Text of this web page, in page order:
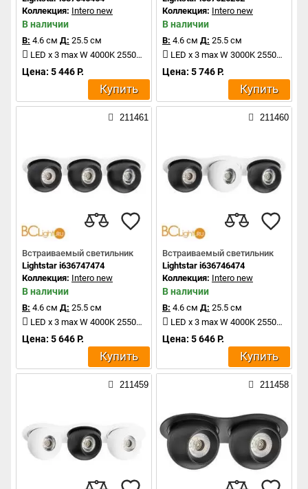
Коллекция: Intero new
В наличии
В: 4.6 см Д: 25.5 см
LED x 3 max W 4000K 2550Lm
Цена: 5 446 Р.
Купить
Коллекция: Intero new
В наличии
В: 4.6 см Д: 25.5 см
LED x 3 max W 3000K 2550Lm
Цена: 5 746 Р.
Купить
211461
Встраиваемый светильник
Lightstar i636747474
Коллекция: Intero new
В наличии
В: 4.6 см Д: 25.5 см
LED x 3 max W 4000K 2550Lm
Цена: 5 646 Р.
Купить
211460
Встраиваемый светильник
Lightstar i636746474
Коллекция: Intero new
В наличии
В: 4.6 см Д: 25.5 см
LED x 3 max W 4000K 2550Lm
Цена: 5 646 Р.
Купить
211459 211458